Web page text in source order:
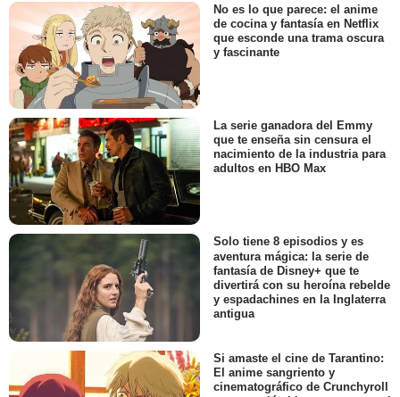
No es lo que parece: el anime
de cocina y fantasía en Netflix
que esconde una trama oscura
y fascinante
La serie ganadora del Emmy
que te enseña sin censura el
nacimiento de la industria para
adultos en HBO Max
Solo tiene 8 episodios y es
aventura mágica: la serie de
fantasía de Disney+ que te
divertirá con su heroína rebelde
y espadachines en la Inglaterra
antigua
Si amaste el cine de Tarantino:
El anime sangriento y
cinematográfico de Crunchyroll